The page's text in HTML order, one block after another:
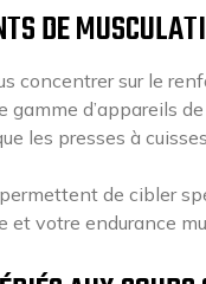
DE
concentrer sur le
gamme d’appareils
les presses à
de cibler
et votre endurance